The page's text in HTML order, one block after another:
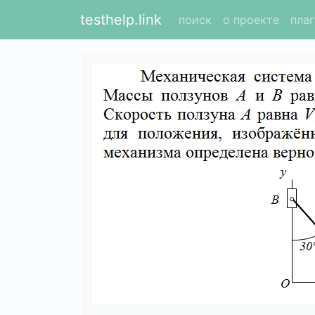
testhelp.link поиск о проекте